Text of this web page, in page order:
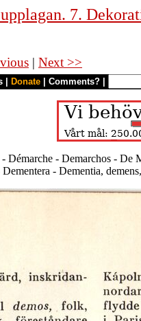
7.
| Next >>
Donate Comments?
- Démarche - Demarchos - De
- Dementia,